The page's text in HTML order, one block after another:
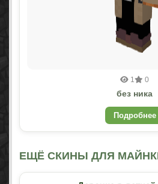
1 0
без ника
Подробнее
ЕЩЁ СКИНЫ ДЛЯ